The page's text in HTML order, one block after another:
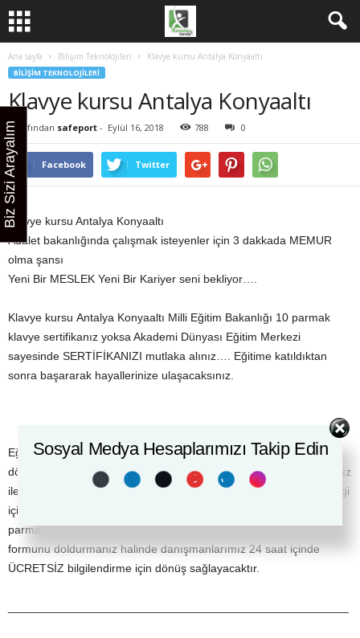
Ana sayfa Bilişim Teknolojileri Klavye kursu Antalya Konyaaltı
BILIŞIM TEKNOLOJILERI
Klavye kursu Antalya Konyaaltı
Tarafından safeport - Eylül 16, 2018 788 0
Facebook Twitter
Klavye kursu Antalya Konyaaltı
Adalet bakanlığında çalışmak isteyenler için 3 dakkada MEMUR
olma şansı
Yeni Bir MESLEK Yeni Bir Kariyer seni bekliyor….
Klavye kursu Antalya Konyaaltı Milli Eğitim Bakanlığı 10 parmak
klavye sertifikanız yoksa Akademi Dünyası Eğitim Merkezi
sayesinde SERTİFİKANIZI mutlaka alınız…. Eğitime katıldıktan
sonra başararak hayallerinize ulaşacaksınız.
Eğer sertifikanız yoksa Akademi Dünyası Klavye kursları eğitim
dönemleri ve kurs hakkında detaylı bilgi için eğitim danışmanlarımız
ile iletişime geçiniz. Eğitim ve katiplik sınavları hakkında detaylı bilgi
için http://bilgisayarkursu.akademidunyasi.com.tr/egitim-41-on-
parmak-kursu.aspx tıklayarak detaylı bilgiye ulaşabilirsiniz bilgi
formunu doldurmanız halinde danışmanlarımız 24 saat içinde
ÜCRETSİZ bilgilendirme için dönüş sağlayacaktır.
Sosyal Medya Hesaplarımızı Takip Edin
Biz Sizi Arayalım